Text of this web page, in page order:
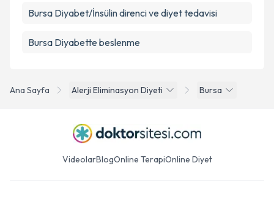
Ana Sayfa Alerji Eliminasyon Diyeti Bursa
Bursa Diyabet/İnsülin direnci ve diyet tedavisi
Bursa Diyabette beslenme
VideolarBlogOnline TerapiOnline Diyet